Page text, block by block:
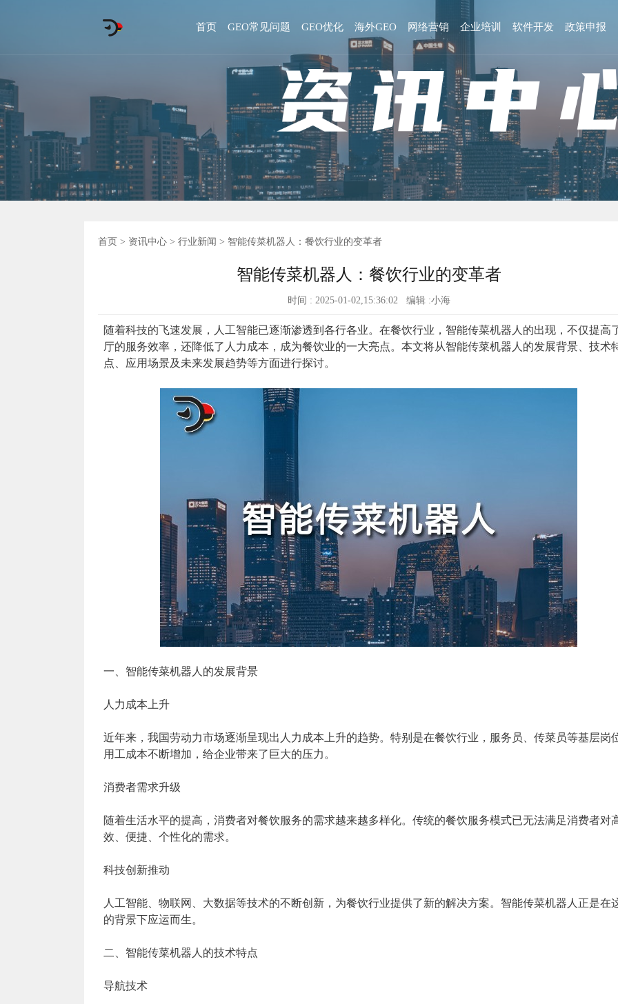
首页 GEO常见问题 GEO优化 海外GEO 网络营销 企业培训 软件开发 政策申报
首页 > 资讯中心 > 行业新闻 > 智能传菜机器人：餐饮行业的变革者
智能传菜机器人：餐饮行业的变革者
时间 : 2025-01-02,15:36:02 编辑 :小海
随着科技的飞速发展，人工智能已逐渐渗透到各行各业。在餐饮行业，智能传菜机器人的出现，不仅提高
厅的服务效率，还降低了人力成本，成为餐饮业的一大亮点。本文将从智能传菜机器人的发展背景、技术
点、应用场景及未来发展趋势等方面进行探讨。
一、智能传菜机器人的发展背景
人力成本上升
近年来，我国劳动力市场逐渐呈现出人力成本上升的趋势。特别是在餐饮行业，服务员、传菜员等基层岗
用工成本不断增加，给企业带来了巨大的压力。
消费者需求升级
随着生活水平的提高，消费者对餐饮服务的需求越来越多样化。传统的餐饮服务模式已无法满足消费者对
效、便捷、个性化的需求。
科技创新推动
人工智能、物联网、大数据等技术的不断创新，为餐饮行业提供了新的解决方案。智能传菜机器人正是在
的背景下应运而生。
二、智能传菜机器人的技术特点
导航技术